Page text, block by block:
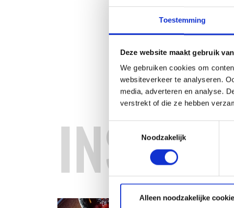
Toestemming
Deze website maakt gebruik
We gebruiken cookies om
websiteverkeer te analyseren.
media, adverteren en analyse.
verstrekt of die ze hebben
Noodzakelijk
Alleen noodzakelijke